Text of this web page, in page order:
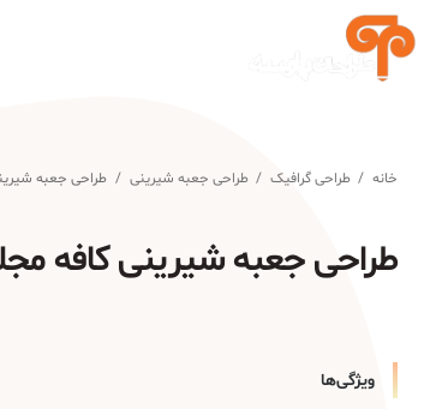
خانه / طراحی گرافیک / طراحی جعبه شیرینی / طراحی جعبه
طراحی جعبه شیرینی کافه
ویژگی‌ها